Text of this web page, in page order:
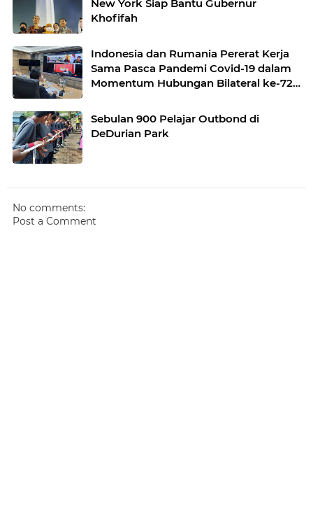
New York Siap Bantu Gubernur
Khofifah
Indonesia dan Rumania Pererat Kerja
Sama Pasca Pandemi Covid-19 dalam
Momentum Hubungan Bilateral ke-72
Sebulan 900 Pelajar Outbond di
DeDurian Park
No comments:
Post a Comment